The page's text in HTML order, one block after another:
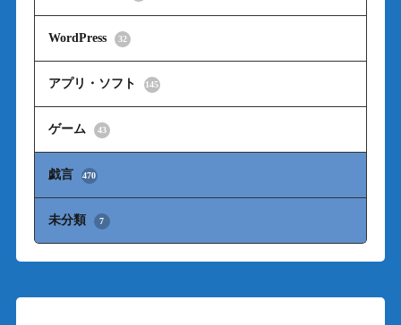
WordPress 32
アプリ・ソフト 145
ゲーム 43
戯言 470
未分類 7